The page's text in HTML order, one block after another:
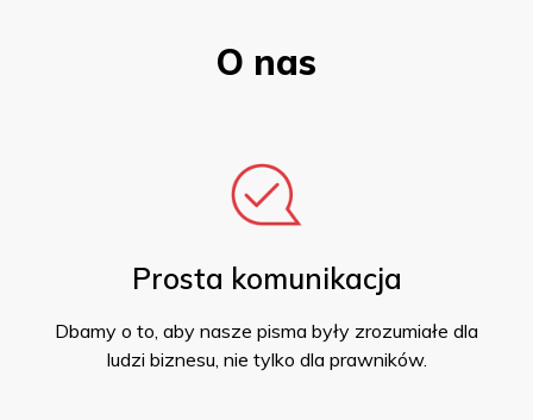
O nas
Prosta komunikacja
Dbamy o to, aby nasze pisma były zrozumiałe dla
ludzi biznesu, nie tylko dla prawników.